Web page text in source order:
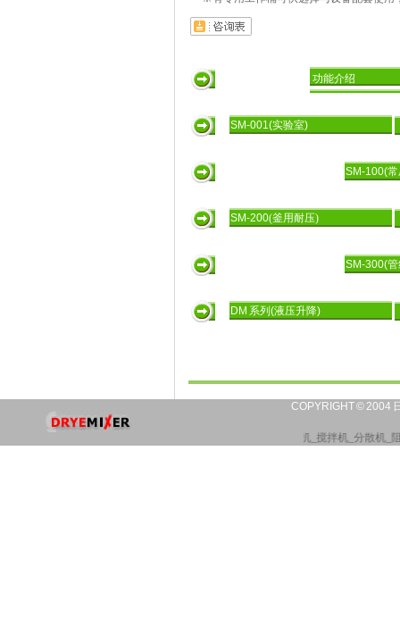
功能介绍
SM-001(实验室)
SM-100(
SM-200(釜用耐压)
SM-300(
DM 系列(液压升降)
COPYRIGHT © 2004
乳化机_搅拌机_分散机_阻